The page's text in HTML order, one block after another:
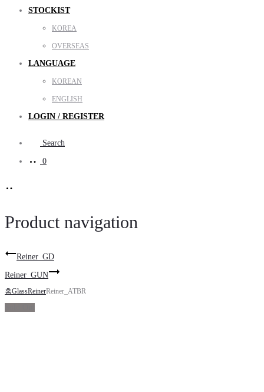
STOCKIST
KOREA
OVERSEAS
LANGUAGE
KOREAN
ENGLISH
LOGIN / REGISTER
Search
0
Product navigation
Reiner_GD
Reiner_GUN
홈GlassReinerReiner_ATBR